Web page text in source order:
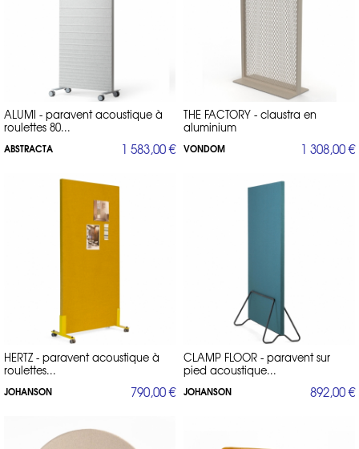
ALUMI - paravent acoustique à
roulettes 80...
ABSTRACTA 1 583,00 €
THE FACTORY - claustra en
aluminium
VONDOM 1 308,00 €
HERTZ - paravent acoustique à
roulettes...
JOHANSON 790,00 €
CLAMP FLOOR - paravent sur
pied acoustique...
JOHANSON 892,00 €